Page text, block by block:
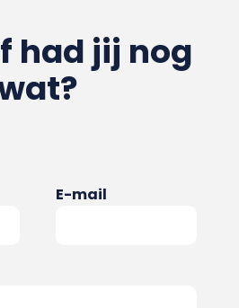
had jij nog
E-mail